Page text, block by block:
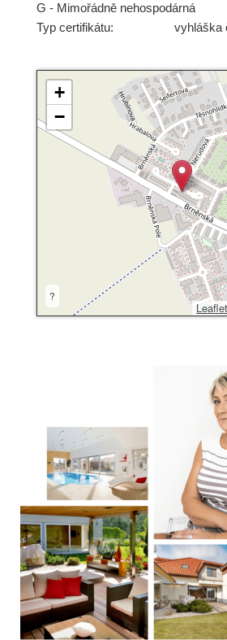
G - Mimořádně nehospodárná
Typ certifikátu:
vyhláška
+
−
?
Leaflet